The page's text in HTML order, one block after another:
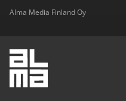
Alma Media Finland Oy